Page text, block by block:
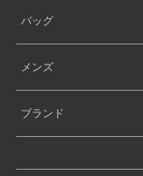
バッグ
メンズ
ブランド